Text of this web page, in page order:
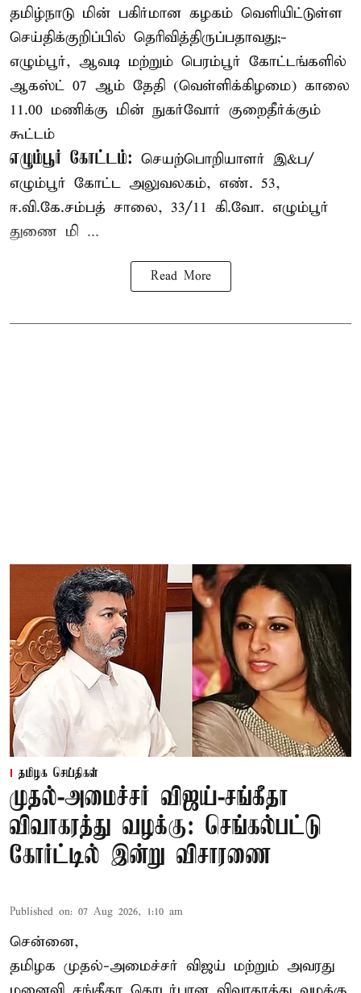
தமிழ்நாடு மின் பகிர்மான கழகம் வெளியிட்டுள்ள
செய்திக்குறிப்பில் தெரிவித்திருப்பதாவது;-
எழும்பூர், ஆவடி மற்றும் பெரம்பூர் கோட்டங்களில்
ஆகஸ்ட் 07 ஆம் தேதி (வெள்ளிக்கிழமை) காலை
11.00 மணிக்கு மின் நுகர்வோர் குறைதீர்க்கும்
கூட்டம்
எழும்பூர் கோட்டம்: செயற்பொறியாளர் இ&ப/
எழும்பூர் கோட்ட அலுவலகம், எண். 53,
ஈ.வி.கே.சம்பத் சாலை, 33/11 கி.வோ. எழும்பூர்
துணை மி ...
Read More
தமிழக செய்திகள்
முதல்-அமைச்சர் விஜய்-சங்கீதா
விவாகரத்து வழக்கு: செங்கல்பட்டு
கோர்ட்டில் இன்று விசாரணை
Published on: 07 Aug 2026, 1:10 am
சென்னை,
தமிழக முதல்-அமைச்சர் விஜய் மற்றும் அவரது